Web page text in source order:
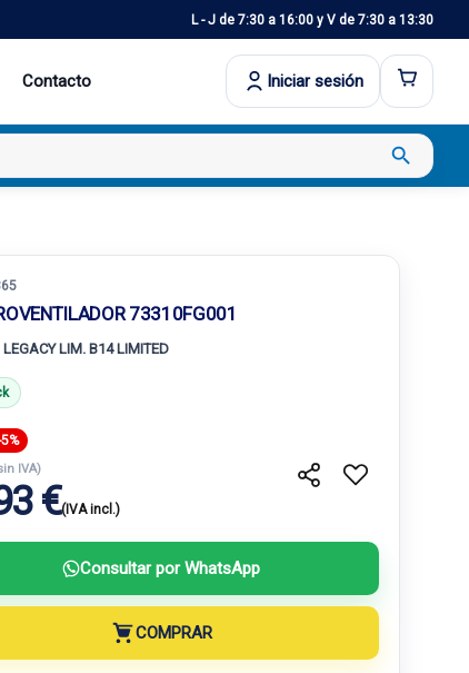
L - J de 7:30 a 16:00 y V de 7:30 a 13:30
Contacto Iniciar sesión
search
73310FG001
LIM. B14 LIMITED
IVA)
€(IVA incl.)
Consultar por WhatsApp
COMPRAR